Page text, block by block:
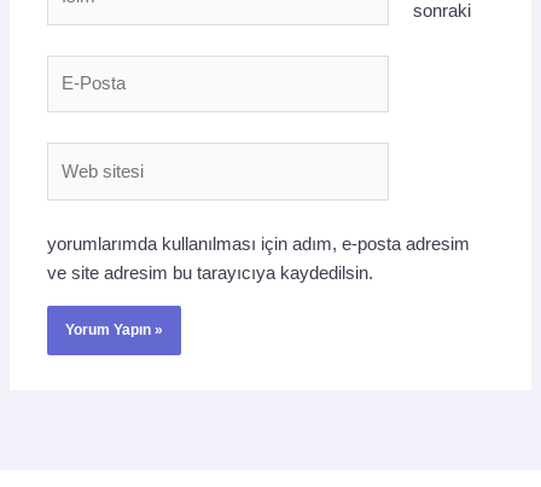
sonraki
yorumlarımda kullanılması için adım, e-posta adresim
ve site adresim bu tarayıcıya kaydedilsin.